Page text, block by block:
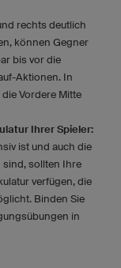
rechts deutlich
können Gegner
bis vor die
Aktionen. In
Vordere Mitte
Ihrer Spieler:
ist und auch die
sollten Ihre
verfügen, die
Binden Sie
in